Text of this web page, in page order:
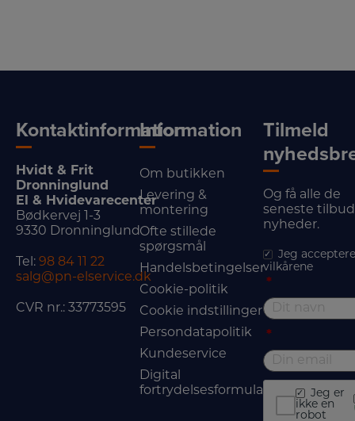
Kontaktinformation
Hvidt & Frit
Dronninglund
El & Hvidevarecenter
Bødkervej 1-3
9330 Dronninglund
Tel: 98 84 11 22
salg@pn-elservice.dk
CVR nr.: 33773595
Information
Om butikken
Levering &
montering
Ofte stillede
spørgsmål
Handelsbetingelser
Cookie-politik
Cookie indstillinger
Persondatapolitik
Kundeservice
Digital
fortrydelsesformular
Tilmeld
Og få alle de
seneste
nyheder.
Jeg
vilkårene
*
*
Jeg er
ikke en
robot